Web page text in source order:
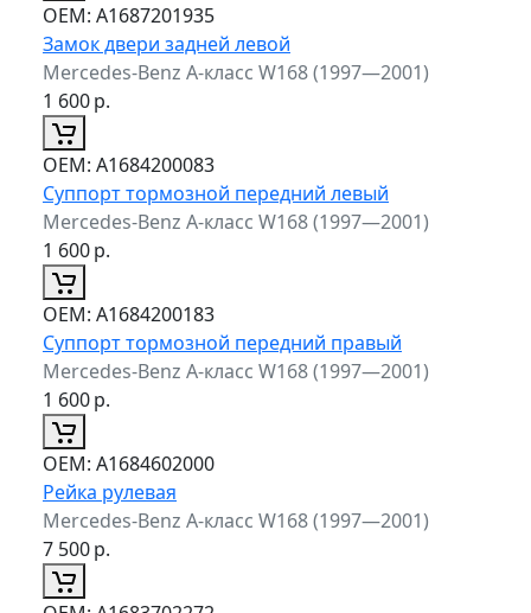
ОЕМ: A1687201935
Замок двери задней левой
Mercedes-Benz A-класс W168 (1997—2001)
1 600р.
ОЕМ: A1684200083
Суппорт тормозной передний левый
Mercedes-Benz A-класс W168 (1997—2001)
1 600р.
ОЕМ: A1684200183
Суппорт тормозной передний правый
Mercedes-Benz A-класс W168 (1997—2001)
1 600р.
ОЕМ: A1684602000
Рейка рулевая
Mercedes-Benz A-класс W168 (1997—2001)
7 500р.